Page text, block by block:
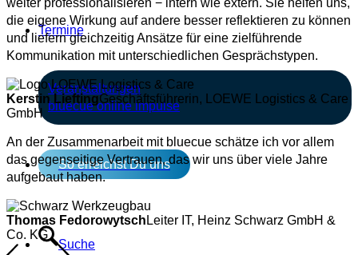
Termine
Veranstaltungen
bluecue online impulse
So erreichst Du uns
Suche
weiter professionalisieren − intern wie extern. Sie helfen uns,
die eigene Wirkung auf andere besser reflektieren zu können
und liefern gleichzeitig Ansätze für eine zielführende
Kommunikation mit unterschiedlichen Gesprächstypen.
Kerstin LieftingGeschäftsführerin, LOEWE Logistics & Care
GmbH
An der Zusammenarbeit mit bluecue schätze ich vor allem
das gegenseitige Vertrauen, das wir uns über viele Jahre
aufgebaut haben.
Thomas Fedorowytsch Leiter IT, Heinz Schwarz GmbH &
Co. KG